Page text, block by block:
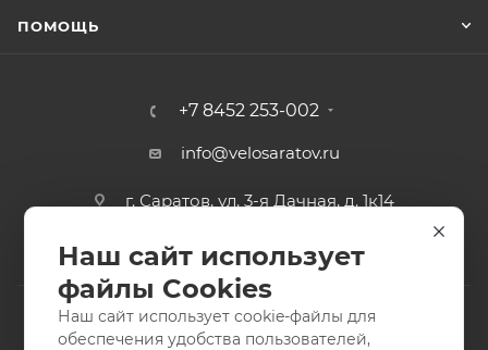
ПОМОЩЬ
+7 8452 253-002
info@velosaratov.ru
г. Саратов, ул. 3-я Дачная, д. 1к14
Наш сайт использует
файлы Cookies
Наш сайт использует cookie-файлы для
обеспечения удобства пользователей,